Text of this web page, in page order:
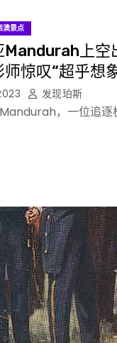
澳景点
Mandurah上空
惊叹“超乎想
发现珀斯
，一位追